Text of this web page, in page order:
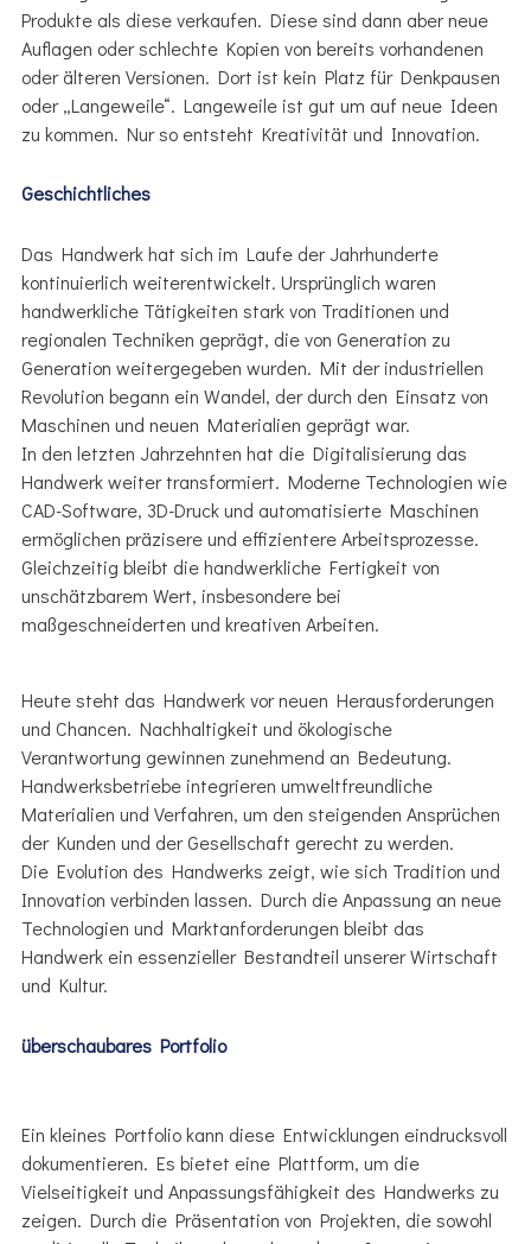
Produkte als diese verkaufen. Diese sind dann aber neue
Auflagen oder schlechte Kopien von bereits vorhandenen
oder älteren Versionen. Dort ist kein Platz für Denkpausen
oder „Langeweile“. Langeweile ist gut um auf neue Ideen
zu kommen. Nur so entsteht Kreativität und Innovation.
Geschichtliches
Das Handwerk hat sich im Laufe der Jahrhunderte
kontinuierlich weiterentwickelt. Ursprünglich waren
handwerkliche Tätigkeiten stark von Traditionen und
regionalen Techniken geprägt, die von Generation zu
Generation weitergegeben wurden. Mit der industriellen
Revolution begann ein Wandel, der durch den Einsatz von
Maschinen und neuen Materialien geprägt war.
In den letzten Jahrzehnten hat die Digitalisierung das
Handwerk weiter transformiert. Moderne Technologien wie
CAD-Software, 3D-Druck und automatisierte Maschinen
ermöglichen präzisere und effizientere Arbeitsprozesse.
Gleichzeitig bleibt die handwerkliche Fertigkeit von
unschätzbarem Wert, insbesondere bei
maßgeschneiderten und kreativen Arbeiten.
Heute steht das Handwerk vor neuen Herausforderungen
und Chancen. Nachhaltigkeit und ökologische
Verantwortung gewinnen zunehmend an Bedeutung.
Handwerksbetriebe integrieren umweltfreundliche
Materialien und Verfahren, um den steigenden Ansprüchen
der Kunden und der Gesellschaft gerecht zu werden.
Die Evolution des Handwerks zeigt, wie sich Tradition und
Innovation verbinden lassen. Durch die Anpassung an neue
Technologien und Marktanforderungen bleibt das
Handwerk ein essenzieller Bestandteil unserer Wirtschaft
und Kultur.
überschaubares Portfolio
Ein kleines Portfolio kann diese Entwicklungen eindrucksvoll
dokumentieren. Es bietet eine Plattform, um die
Vielseitigkeit und Anpassungsfähigkeit des Handwerks zu
zeigen. Durch die Präsentation von Projekten, die sowohl